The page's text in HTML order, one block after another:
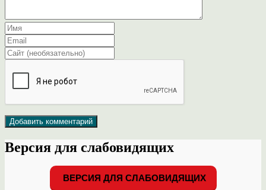
Версия для слабовидящих
ВЕРСИЯ ДЛЯ СЛАБОВИДЯЩИХ